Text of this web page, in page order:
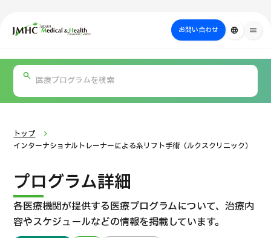
ジャパン・メディカル＆ヘルスツーリズムセンター（JMHC）
お問い合わせ language menu
日本の医療について
部位・疾病
で探す
検査・術式・
方法で探す
を探す
PICK UP PROGRAM
トップ
インターナショナルトレーナーによる糸リフト手術（ルクスクリニック）
プログラム詳細
各医療機関が提供する医療プログラムについて、治療内
容やスケジュールなどの情報を掲載しています。